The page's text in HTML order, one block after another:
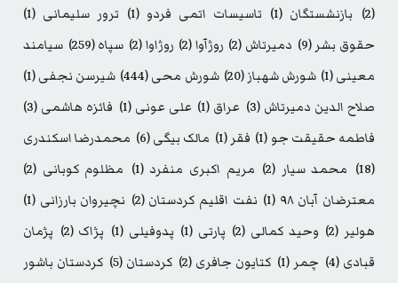
(2)
بازنشستگان (1) تاسیسات اتمی فردو (1) ترور سلیمانی (1)
حقوق بشر (9) دمیرتاش (2) روژآوا(2) روژاوا(2) سپاه(259)
سیامند
معینی(1) شورش شهباز(20) شورش محی(444) شیرسن نجفی(1)
صلاح الدین دمیرتاش (3) عراق (1) علی عونی (1) فائزه هاشمی (3)
فاطمه حقیقت جو (1) فقر (1) مالک بیگی(6)
محمدرضا اسکندری
(18)
محمد سیار (2) مریم اکبری منفرد (1) مظلوم کوبانی (2)
معترضان آبان ۹۸
(1) نفت اقلیم کردستان (2) نچیروان بارزانی (1)
هولیر (2) وحید کمالی (2) پارتی (1) پدوفیلی (1) پژاک (2)
پژمان
قبادی (4) چمر (1) کتایون جافری (2) کردستان (5)
کردستان باشور